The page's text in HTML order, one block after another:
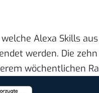
Alexa Skills
werden. Die
wöchentlichen